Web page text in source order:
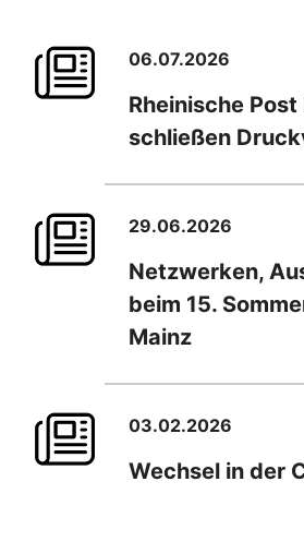
06.07.2026
Rheinische
schließen
29.06.2026
Netzwerken,
beim 15.
Mainz
03.02.2026
Wechsel in der